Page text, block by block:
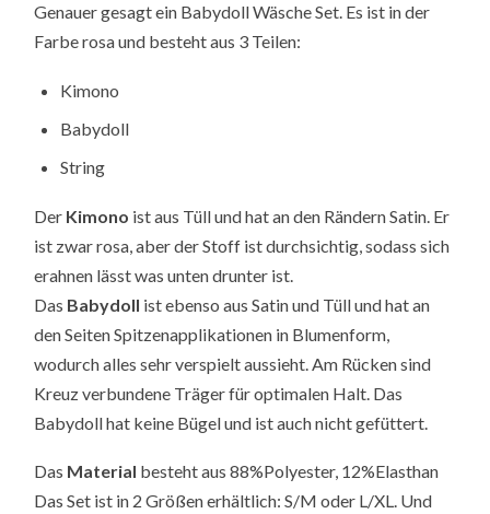
Genauer gesagt ein Babydoll Wäsche Set. Es ist in der
Farbe rosa und besteht aus 3 Teilen:
Kimono
Babydoll
String
Der Kimono ist aus Tüll und hat an den Rändern Satin. Er
ist zwar rosa, aber der Stoff ist durchsichtig, sodass sich
erahnen lässt was unten drunter ist.
Das Babydoll ist ebenso aus Satin und Tüll und hat an
den Seiten Spitzenapplikationen in Blumenform,
wodurch alles sehr verspielt aussieht. Am Rücken sind
Kreuz verbundene Träger für optimalen Halt. Das
Babydoll hat keine Bügel und ist auch nicht gefüttert.
Das Material besteht aus 88%Polyester, 12%Elasthan
Das Set ist in 2 Größen erhältlich: S/M oder L/XL. Und